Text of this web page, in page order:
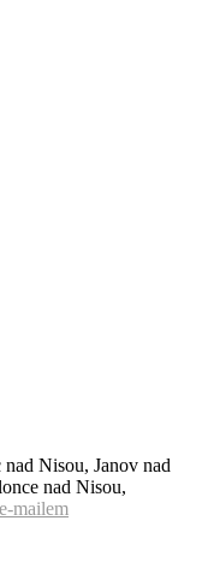
Nisou, Janov nad
nad Nisou,
mailem